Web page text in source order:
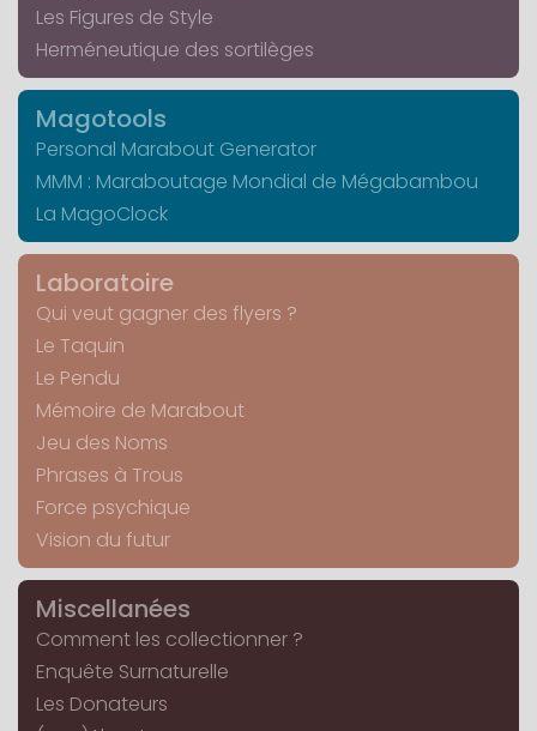
Les Figures de Style
Herméneutique des sortilèges
Magotools
Personal Marabout Generator
MMM : Maraboutage Mondial de Mégabambou
La MagoClock
Laboratoire
Qui veut gagner des flyers ?
Le Taquin
Le Pendu
Mémoire de Marabout
Jeu des Noms
Phrases à Trous
Force psychique
Vision du futur
Miscellanées
Comment les collectionner ?
Enquête Surnaturelle
Les Donateurs